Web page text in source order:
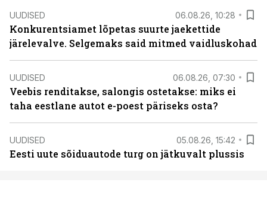
UUDISED 06.08.26, 10:28
Konkurentsiamet lõpetas suurte jaekettide
järelevalve. Selgemaks said mitmed vaidluskohad
UUDISED 06.08.26, 07:30
Veebis renditakse, salongis ostetakse: miks ei
taha eestlane autot e-poest päriseks osta?
UUDISED 05.08.26, 15:42
Eesti uute sõiduautode turg on jätkuvalt plussis